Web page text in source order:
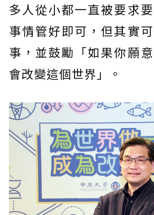
多人從小都一直被要求
事情管好即可，但其實
事，並鼓勵「如果你願
會改變這個世界」。